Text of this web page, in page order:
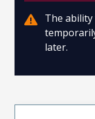
The
later.